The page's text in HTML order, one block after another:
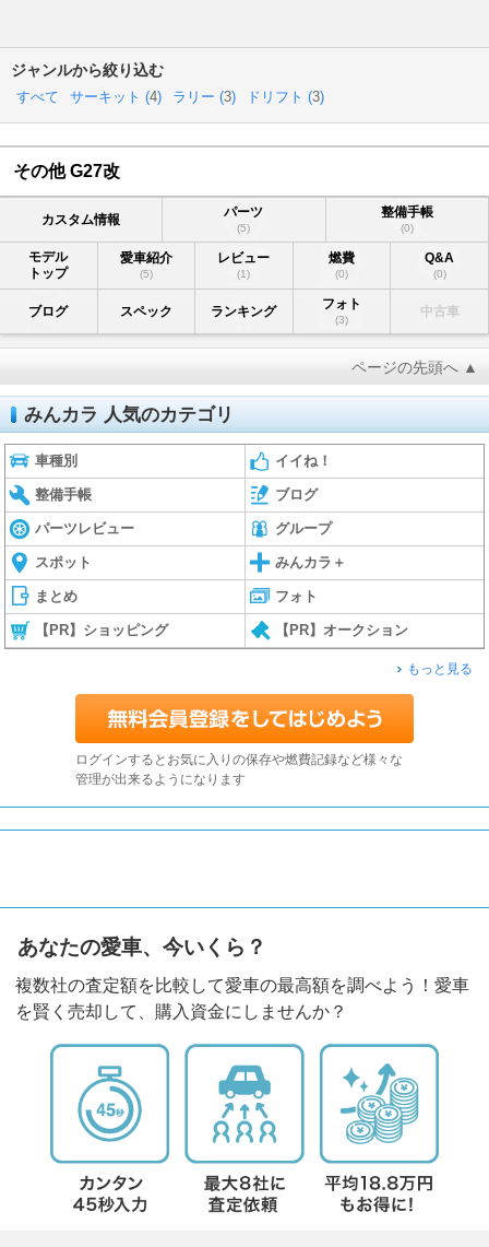
ジャンルから絞り込む
すべて サーキット (4) ラリー (3) ドリフト (3)
その他 G27改
カスタム情報 パーツ
(5)
整備手帳
(0)
モデル
トップ
愛車紹介
(5)
レビュー
(1)
燃費
(0)
Q&A
(0)
ブログ スペック ランキング フォト
(3)
中古車
ページの先頭へ ▲
みんカラ 人気のカテゴリ
車種別 イイね！
整備手帳 ブログ
パーツレビュー グループ
スポット みんカラ＋
まとめ フォト
【PR】ショッピング 【PR】オークション
もっと見る
ログインするとお気に入りの保存や燃費記録など様々な
管理が出来るようになります
あなたの愛車、今いくら？
複数社の査定額を比較して愛車の最高額を調べよう！愛車
を賢く売却して、購入資金にしませんか？